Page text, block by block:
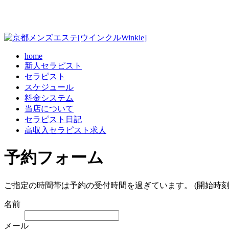
home
新人セラピスト
セラピスト
スケジュール
料金システム
当店について
セラピスト日記
高収入セラピスト求人
予約フォーム
ご指定の時間帯は予約の受付時間を過ぎています。 (開始時
名前
メール